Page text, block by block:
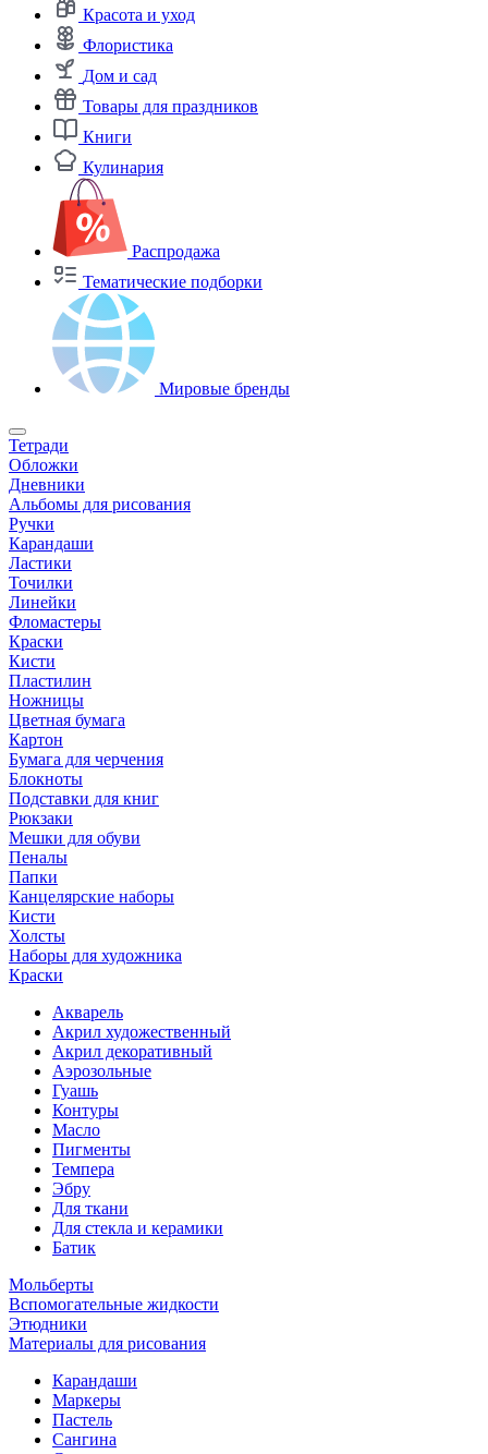
Красота и уход
Флористика
Дом и сад
Товары для праздников
Книги
Кулинария
Распродажа
Тематические подборки
Мировые бренды
Тетради
Обложки
Дневники
Альбомы для рисования
Ручки
Карандаши
Ластики
Точилки
Линейки
Фломастеры
Краски
Кисти
Пластилин
Ножницы
Цветная бумага
Картон
Бумага для черчения
Блокноты
Подставки для книг
Рюкзаки
Мешки для обуви
Пеналы
Папки
Канцелярские наборы
Кисти
Холсты
Наборы для художника
Краски
Акварель
Акрил художественный
Акрил декоративный
Аэрозольные
Гуашь
Контуры
Масло
Пигменты
Темпера
Эбру
Для ткани
Для стекла и керамики
Батик
Мольберты
Вспомогательные жидкости
Этюдники
Материалы для рисования
Карандаши
Маркеры
Пастель
Сангина